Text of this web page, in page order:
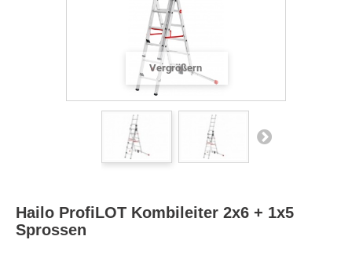
Vergrößern
Hailo ProfiLOT Kombileiter 2x6 + 1x5
Sprossen